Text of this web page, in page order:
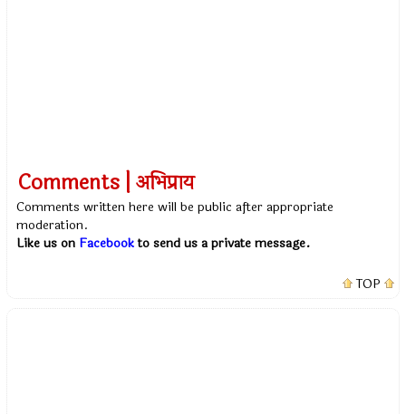
Comments | अभिप्राय
Comments written here will be public after appropriate
moderation.
Like us on Facebookto send us a private message.
TOP